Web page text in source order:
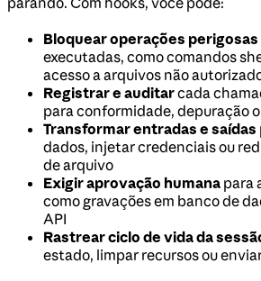
Bloquear operações perigosas
executadas, como comandos
acesso a arquivos não
Registrar e auditarcada
para conformidade, depuração
Transformar entradas e saídas
dados, injetar credenciais ou
de arquivo
Exigir aprovação humana para
como gravações em banco de
API
Rastrear ciclo de vida da
estado, limpar recursos ou